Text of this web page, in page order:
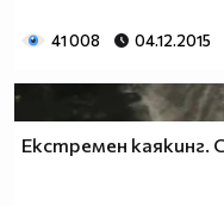
41 008 04.12.2015
Екстремен каякинг.